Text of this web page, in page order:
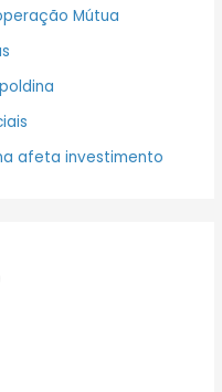
Mútua
afeta investimento